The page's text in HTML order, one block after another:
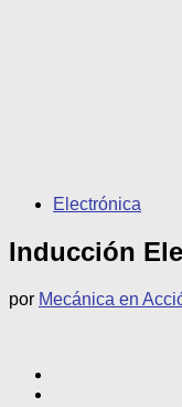
Electrónica
Inducción
por Mecánica en